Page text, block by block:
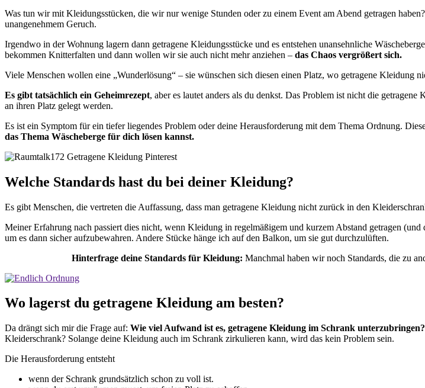
Was tun wir mit Kleidungsstücken, die wir nur wenige Stunden oder zu einem Event am Abend getragen
unangenehmem Geruch.
Irgendwo in der Wohnung lagern dann getragene Kleidungsstücke und es entstehen unansehnliche
bekommen Knitterfalten und dann wollen wir sie auch nicht mehr anziehen – das Chaos vergrößert sich.
Viele Menschen wollen eine „Wunderlösung“ – sie wünschen sich diesen einen Platz, wo getragene Kleidung
Es gibt tatsächlich ein Geheimrezept, aber es lautet anders als du denkst. Das Problem ist nicht die
an ihren Platz gelegt werden.
Es ist ein Symptom für ein tiefer liegendes Problem oder deine Herausforderung mit dem Thema Ordnung.
das Thema Wäscheberge für dich lösen kannst.
Welche Standards hast du bei deiner Kleidung?
Es gibt Menschen, die vertreten die Auffassung, dass man getragene Kleidung nicht zurück in den
Meiner Erfahrung nach passiert dies nicht, wenn Kleidung in regelmäßigem und kurzem Abstand getragen
um es dann sicher aufzubewahren. Andere Stücke hänge ich auf den Balkon, um sie gut durchzulüften.
Hinterfrage deine Standards für Kleidung: Manchmal haben wir noch Standards, die zu
Wo lagerst du getragene Kleidung am besten?
Da drängt sich mir die Frage auf: Wie viel Aufwand ist es, getragene Kleidung im Schrank unterzubringen?
Kleiderschrank? Solange deine Kleidung auch im Schrank zirkulieren kann, wird das kein Problem sein.
Die Herausforderung entsteht
wenn der Schrank grundsätzlich schon zu voll ist.